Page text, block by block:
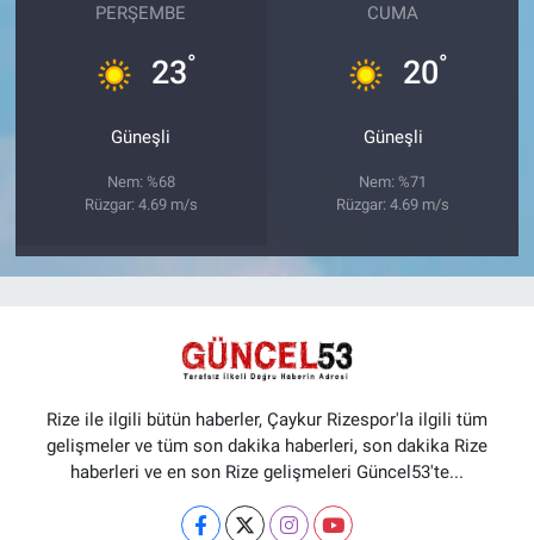
PERŞEMBE
23°
Güneşli
Nem: %68
Rüzgar: 4.69 m/s
CUMA
20°
Güneşli
Nem: %71
Rüzgar: 4.69 m/s
Rize ile ilgili bütün haberler, Çaykur Rizespor'la ilgili tüm
gelişmeler ve tüm son dakika haberleri, son dakika Rize
haberleri ve en son Rize gelişmeleri Güncel53'te...